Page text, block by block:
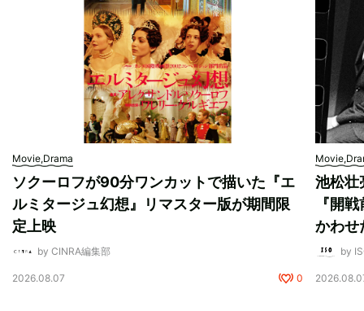
Movie,Drama
ソクーロフが90分ワンカットで描いた『エ
ルミタージュ幻想』リマスター版が期間限
定上映
by CINRA編集部
2026.08.07 0
池松壮
『開
かわせ
by